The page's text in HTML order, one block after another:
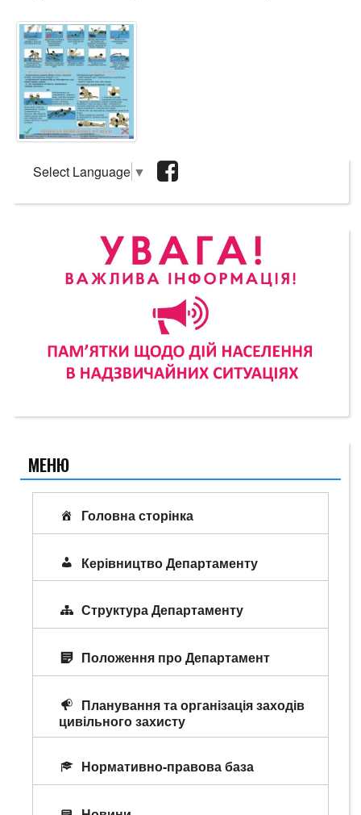
Select Language ▼
МЕНЮ
Головна сторінка
Керівництво Департаменту
Структура Департаменту
Положення про Департамент
Планування та організація заходів
цивільного захисту
Нормативно-правова база